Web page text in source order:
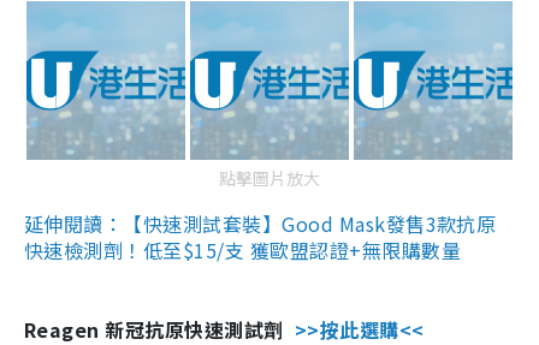
點擊圖片放大
延伸閱讀：【快速測試套裝】Good Mask發售3款抗原
快速檢測劑！低至$15/支 獲歐盟認證+無限購數量
Reagen 新冠抗原快速測試劑 >>按此選購<<